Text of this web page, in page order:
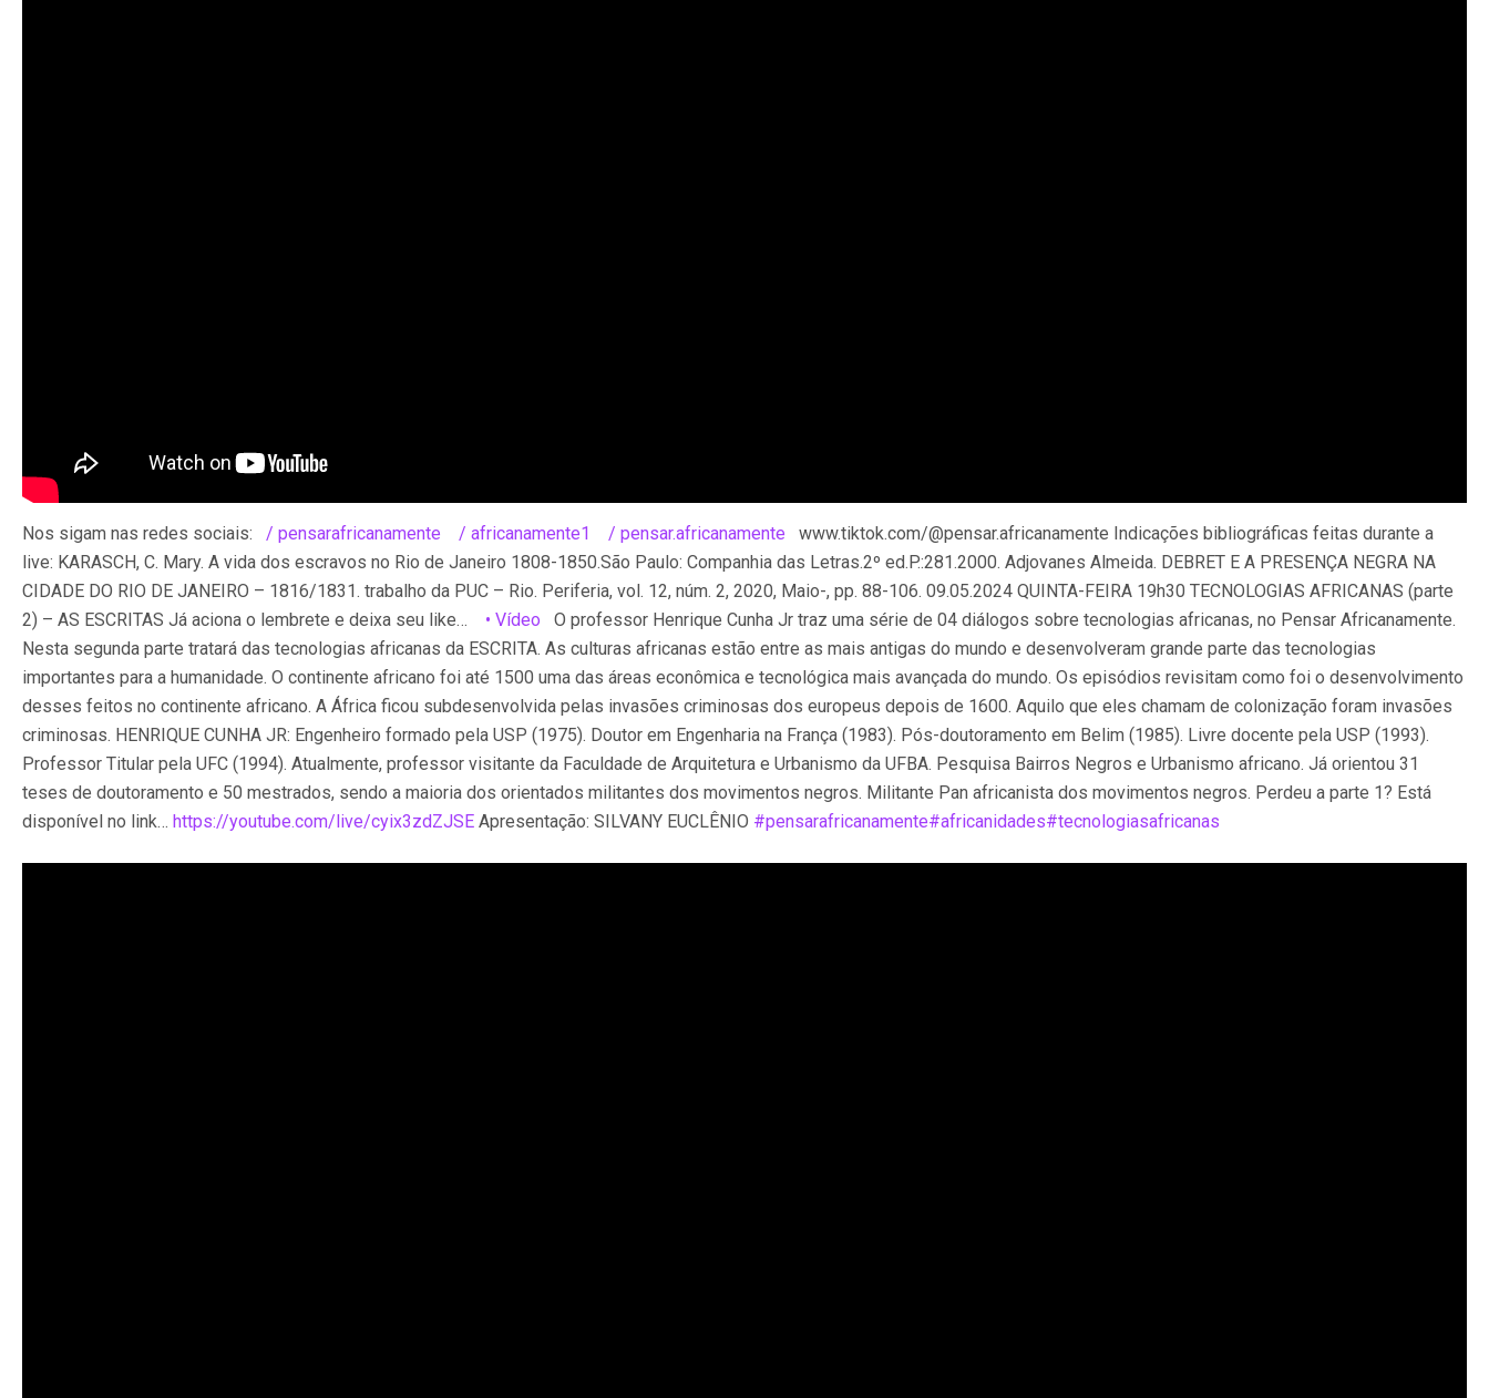
Nos sigam nas redes sociais: / pensarafricanamente / africanamente1 / pensar.africanamente
www.tiktok.com/@pensar.africanamente Indicações bibliográficas feitas durante a
live: KARASCH, C. Mary. A vida dos escravos no Rio de Janeiro 1808-1850.São Paulo: Companhia das Letras.2º ed.P.:281.2000. Adjovanes Almeida. DEBRET E A PRESENÇA NEGRA NA
CIDADE DO RIO DE JANEIRO – 1816/1831. trabalho da PUC – Rio. Periferia, vol. 12, núm. 2, 2020, Maio-, pp. 88-106. 09.05.2024 QUINTA-FEIRA 19h30 TECNOLOGIAS AFRICANAS (parte
2) – AS ESCRITAS Já aciona o lembrete e deixa seu like…
• Vídeo
O professor Henrique Cunha Jr traz uma série de 04 diálogos sobre tecnologias africanas, no Pensar Africanamente.
Nesta segunda parte tratará das tecnologias africanas da ESCRITA. As culturas africanas estão entre as mais antigas do mundo e desenvolveram grande parte das tecnologias
importantes para a humanidade. O continente africano foi até 1500 uma das áreas econômica e tecnológica mais avançada do mundo. Os episódios revisitam como foi o desenvolvimento
desses feitos no continente africano. A África ficou subdesenvolvida pelas invasões criminosas dos europeus depois de 1600. Aquilo que eles chamam de colonização foram invasões
criminosas. HENRIQUE CUNHA JR: Engenheiro formado pela USP (1975). Doutor em Engenharia na França (1983). Pós-doutoramento em Belim (1985). Livre docente pela USP (1993).
Professor Titular pela UFC (1994). Atualmente, professor visitante da Faculdade de Arquitetura e Urbanismo da UFBA. Pesquisa Bairros Negros e Urbanismo africano. Já orientou 31
teses de doutoramento e 50 mestrados, sendo a maioria dos orientados militantes dos movimentos negros. Militante Pan africanista dos movimentos negros. Perdeu a parte 1? Está
disponível no link… https://youtube.com/live/cyix3zdZJSE Apresentação: SILVANY EUCLÊNIO #pensarafricanamente#africanidades#tecnologiasafricanas